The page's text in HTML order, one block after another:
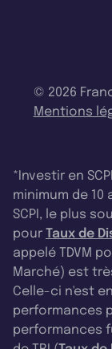
© 2026
Mentions
*Investir en
minimum de
SCPI, le plus
pour Taux de
appelé TDVM
Marché) est
Celle-ci n'est
performances
performances